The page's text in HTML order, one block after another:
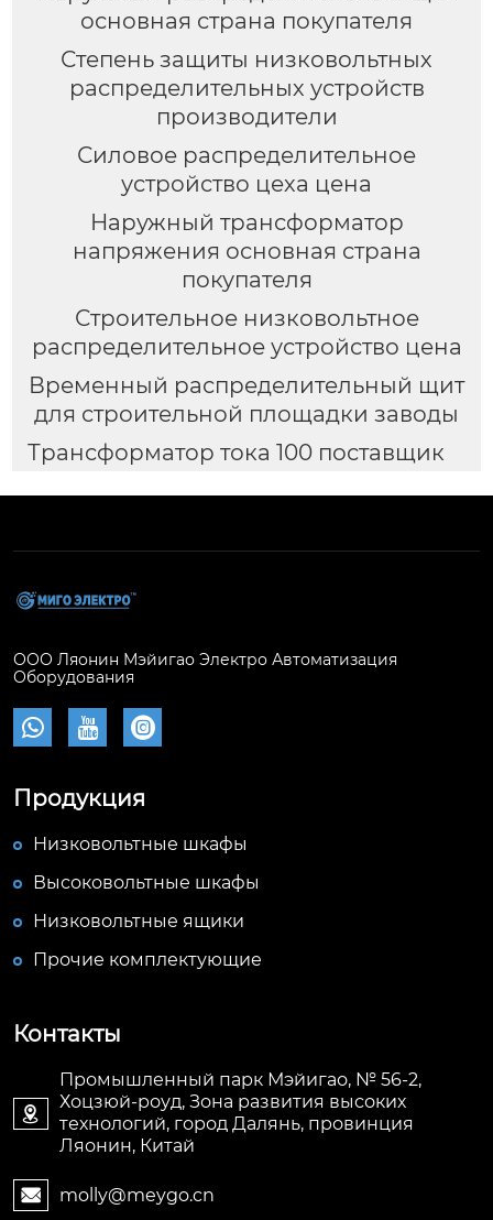
основная страна покупателя
Степень защиты низковольтных
распределительных устройств
производители
Силовое распределительное
устройство цеха цена
Наружный трансформатор
напряжения основная страна
покупателя
Строительное низковольтное
распределительное устройство цена
Временный распределительный щит
для строительной площадки заводы
Трансформатор тока 100 поставщик
ООО Ляонин Мэйигао Электро Автоматизация
Оборудования
  
Продукция
Низковольтные шкафы
Высоковольтные шкафы
Низковольтные ящики
Прочие комплектующие
Контакты

Промышленный парк Мэйигао, № 56-2,
Хоцзюй-роуд, Зона развития высоких
технологий, город Далянь, провинция
Ляонин, Китай
 molly@meygo.cn